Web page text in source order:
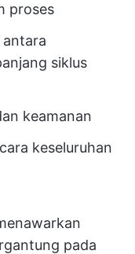
proses
antara
siklus
keamanan
keseluruhan
pada